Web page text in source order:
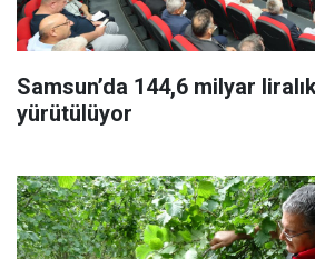
Samsun’da 144,6 milyar
yürütülüyor